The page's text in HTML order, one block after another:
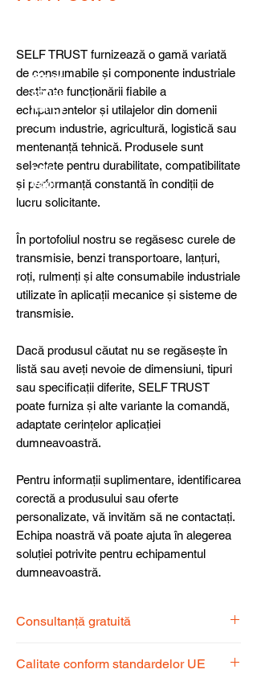
SELF TRUST furnizează o gamă variată
de consumabile și componente industriale
destinate funcționării fiabile a
echipamentelor și utilajelor din domenii
precum industrie, agricultură, logistică sau
mentenanță tehnică. Produsele sunt
selectate pentru durabilitate, compatibilitate
și performanță constantă în condiții de
lucru solicitante.
În portofoliul nostru se regăsesc curele de
transmisie, benzi transportoare, lanțuri,
roți, rulmenți și alte consumabile industriale
utilizate în aplicații mecanice și sisteme de
transmisie.
Dacă produsul căutat nu se regăsește în
listă sau aveți nevoie de dimensiuni, tipuri
sau specificații diferite, SELF TRUST
poate furniza și alte variante la comandă,
adaptate cerințelor aplicației
dumneavoastră.
Pentru informații suplimentare, identificarea
corectă a produsului sau oferte
personalizate, vă invităm să ne contactați.
Echipa noastră vă poate ajuta în alegerea
soluției potrivite pentru echipamentul
dumneavoastră.
Consultanță gratuită
dispoziție pentru a alege produsul
Calitate conform standardelor UE
produ
cts or
consu
ltancy
we are
to
help
you!